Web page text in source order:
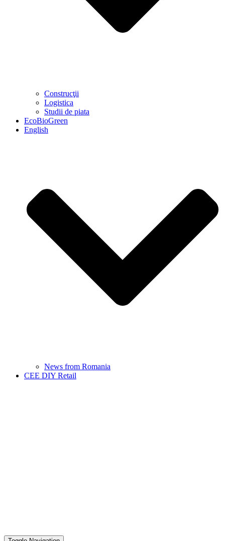
Construcţii
Logistica
Studii de piata
EcoBioGreen
English
News from Romania
CEE DIY Retail